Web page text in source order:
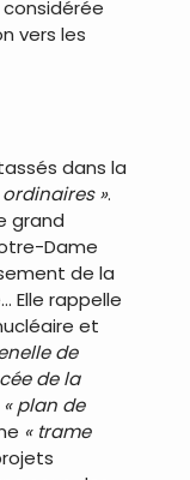
vers les
dans la
».
grand
Dame
de la
Elle rappelle
et
de
de la
« plan de
« trame